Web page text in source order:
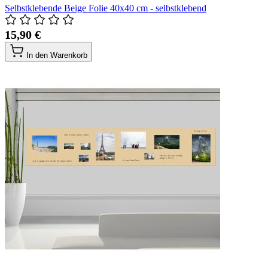
Selbstklebende Beige Folie 40x40 cm - selbstklebend
15,90 €
In den Warenkorb